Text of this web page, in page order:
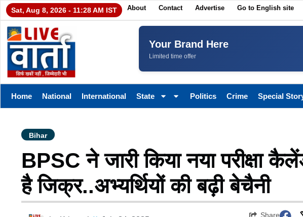
Sat, Aug 8, 2026 - 11:28 AM IST About Contact Advertise Go to English site
Your Brand Here
Limited time offer
Home National International State Politics Crime Special
Bihar
BPSC ने जारी किया नया परीक्षा
है जिक्र..अभ्यर्थियों की बढ़ी बेचैनी
Share